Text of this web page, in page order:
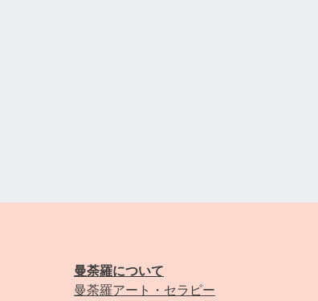
曼荼羅について
曼荼羅アート・セラピー